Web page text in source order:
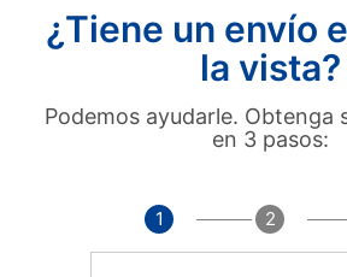
¿Tiene un envío
la vista?
Podemos ayudarle. Obtenga
en 3 pasos:
1 2